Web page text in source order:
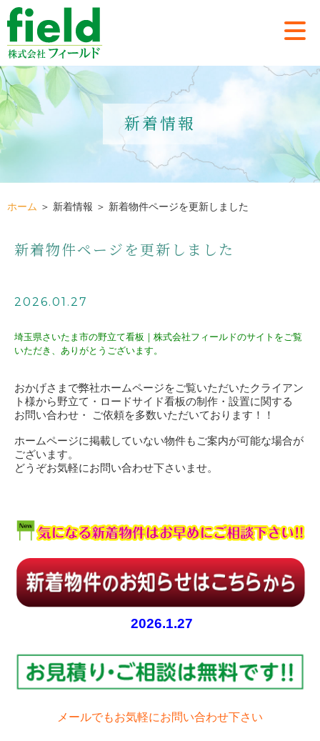
新着情報
ホーム ＞ 新着情報 ＞ 新着物件ページを更新しました
新着物件ページを更新しました
2026.01.27
埼玉県さいたま市の野立て看板｜株式会社フィールドのサイトをご覧
いただき、ありがとうございます。
おかげさまで弊社ホームページをご覧いただいたクライアン
ト様から野立て・ロードサイド看板の制作・設置に関する
お問い合わせ・ ご依頼を多数いただいております！！
ホームページに掲載していない物件もご案内が可能な場合が
ございます。
どうぞお気軽にお問い合わせ下さいませ。
2026.1.27
メールでもお気軽にお問い合わせ下さい